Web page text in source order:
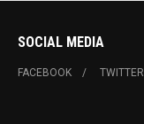
SOCIAL MEDIA
FACEBOOK TWITTER